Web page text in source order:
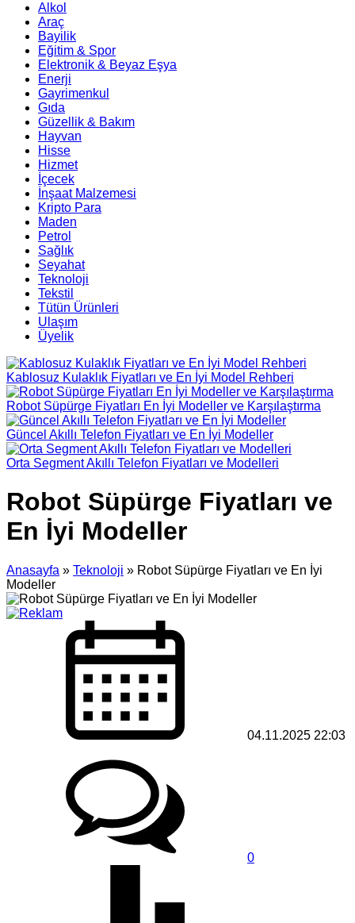
Alkol
Araç
Bayilik
Eğitim & Spor
Elektronik & Beyaz Eşya
Enerji
Gayrimenkul
Gıda
Güzellik & Bakım
Hayvan
Hisse
Hizmet
İçecek
İnşaat Malzemesi
Kripto Para
Maden
Petrol
Sağlık
Seyahat
Teknoloji
Tekstil
Tütün Ürünleri
Ulaşım
Üyelik
Kablosuz Kulaklık Fiyatları ve En İyi Model Rehberi
Robot Süpürge Fiyatları En İyi Modeller ve Karşılaştırma
Güncel Akıllı Telefon Fiyatları ve En İyi Modeller
Orta Segment Akıllı Telefon Fiyatları ve Modelleri
Robot Süpürge Fiyatları ve
En İyi Modeller
Anasayfa » Teknoloji » Robot Süpürge Fiyatları ve En İyi
Modeller
04.11.2025 22:03
0